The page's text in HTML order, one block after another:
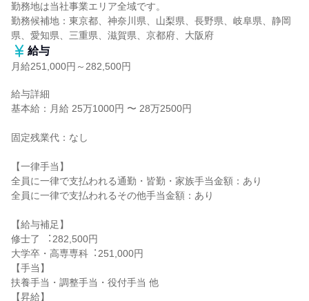
勤務地は当社事業エリア全域です。
勤務候補地：東京都、神奈川県、山梨県、長野県、岐阜県、静岡
県、愛知県、三重県、滋賀県、京都府、大阪府
給与
月給251,000円～282,500円
給与詳細
基本給：月給 25万1000円 〜 28万2500円
固定残業代：なし
【一律手当】
全員に一律で支払われる通勤・皆勤・家族手当金額：あり
全員に一律で支払われるその他手当金額：あり
【給与補足】
修⼠了 ︓282,500円
⼤学卒・⾼専専科︓251,000円
【手当】
扶養手当・調整手当・役付手当 他
【昇給】